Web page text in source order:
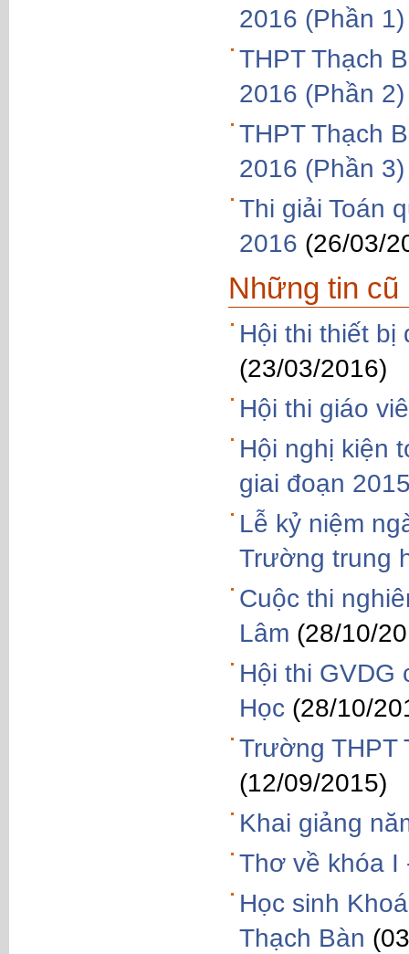
2016 (Phần 1)
THPT Thạch
2016 (Phần 2)
THPT Thạch
2016 (Phần 3)
Thi giải Toán
2016 (26/03/
Những tin cũ
Hội thi thiết bị
(23/03/2016)
Hội thi giáo
Hội nghị kiện
giai đoạn
Lễ kỷ niệm
Trường trung
Cuộc thi
Lâm (28/10/
Hội thi GVDG
Học (28/10/
Trường THPT
(12/09/2015)
Khai giảng
Thơ về khóa I
Học sinh
Thạch Bàn